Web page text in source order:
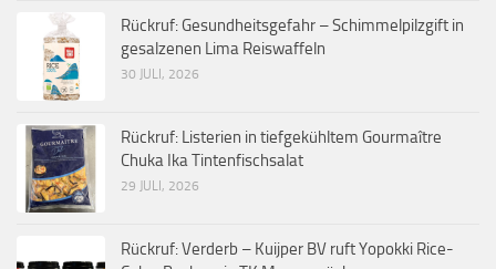
Rückruf: Gesundheitsgefahr – Schimmelpilzgift in
gesalzenen Lima Reiswaffeln
30 JULI, 2026
Rückruf: Listerien in tiefgekühltem Gourmaître
Chuka Ika Tintenfischsalat
29 JULI, 2026
Rückruf: Verderb – Kuijper BV ruft Yopokki Rice-